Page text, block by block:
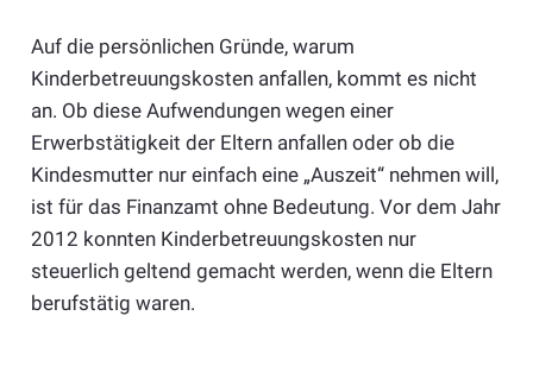
Auf die persönlichen Gründe, warum
Kinderbetreuungskosten anfallen, kommt es nicht
an. Ob diese Aufwendungen wegen einer
Erwerbstätigkeit der Eltern anfallen oder ob die
Kindesmutter nur einfach eine „Auszeit“ nehmen will,
ist für das Finanzamt ohne Bedeutung. Vor dem Jahr
2012 konnten Kinderbetreuungskosten nur
steuerlich geltend gemacht werden, wenn die Eltern
berufstätig waren.